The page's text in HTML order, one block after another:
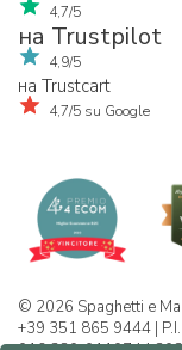
4,7/5
на Trustpilot
4,9/5
на Trustcart
4,7/5 su Google
© 2026 Spaghetti e
+39 351 865 9444 |